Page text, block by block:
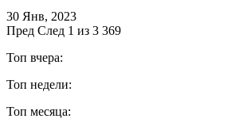
30 Янв, 2023
Пред След 1 из 3 369
Топ вчера:
Топ недели:
Топ месяца: